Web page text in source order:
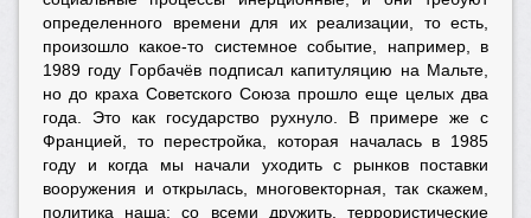
определенного времени для их реализации, то есть,
произошло какое-то системное событие, например, в
1989 году Горбачёв подписал капитуляцию на Мальте,
но до краха Советского Союза прошло еще целых два
года. Это как государство рухнуло. В примере же с
Францией, то перестройка, которая началась в 1985
году и когда мы начали уходить с рынков поставки
вооружения и открылась, многовекторная, так скажем,
политика наша: со всеми дружить, террористические